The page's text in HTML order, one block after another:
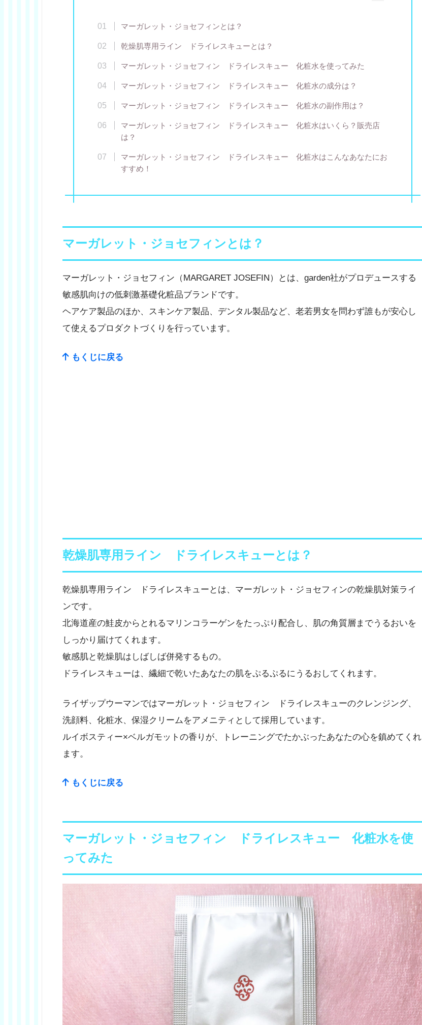
マーガレット・ジョセフィンとは？
乾燥肌専用ライン ドライレスキューとは？
マーガレット・ジョセフィン ドライレスキュー 化粧水を使ってみた
マーガレット・ジョセフィン ドライレスキュー 化粧水の成分は？
マーガレット・ジョセフィン ドライレスキュー 化粧水の副作用は？
マーガレット・ジョセフィン ドライレスキュー 化粧水はいくら？販売店
は？
マーガレット・ジョセフィン ドライレスキュー 化粧水はこんなあなたにお
すすめ！
マーガレット・ジョセフィンとは？
マーガレット・ジョセフィン（MARGARET JOSEFIN）とは、garden社がプロデュースする
敏感肌向けの低刺激基礎化粧品ブランドです。
ヘアケア製品のほか、スキンケア製品、デンタル製品など、老若男女を問わず誰もが安心し
て使えるプロダクトづくりを行っています。
もくじに戻る
乾燥肌専用ライン ドライレスキューとは？
乾燥肌専用ライン ドライレスキューとは、マーガレット・ジョセフィンの乾燥肌対策ライ
ンです。
北海道産の鮭皮からとれるマリンコラーゲンをたっぷり配合し、肌の角質層までうるおいを
しっかり届けてくれます。
敏感肌と乾燥肌はしばしば併発するもの。
ドライレスキューは、繊細で乾いたあなたの肌をぷるぷるにうるおしてくれます。
ライザップウーマンではマーガレット・ジョセフィン ドライレスキューのクレンジング、
洗顔料、化粧水、保湿クリームをアメニティとして採用しています。
ルイボスティー×ベルガモットの香りが、トレーニングでたかぶったあなたの心を鎮めてくれ
ます。
もくじに戻る
マーガレット・ジョセフィン ドライレスキュー 化粧水を使
ってみた